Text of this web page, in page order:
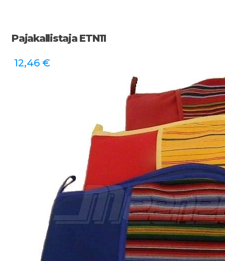
Pajakallistaja ETN11
12,46 €